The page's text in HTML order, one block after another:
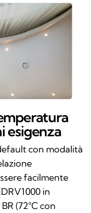
esigenza
con modalità
facilmente
in
(72°C con